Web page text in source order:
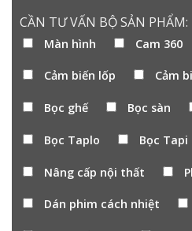
CẦN TƯ VẤN BỘ SẢN PHẨM:
Màn hình Cam 360
Cảm biến lốp Cảm
Bọc ghế Bọc sàn
Bọc Taplo Bọc Tapi
Nâng cấp nội thất
Dán phim cách nhiệt